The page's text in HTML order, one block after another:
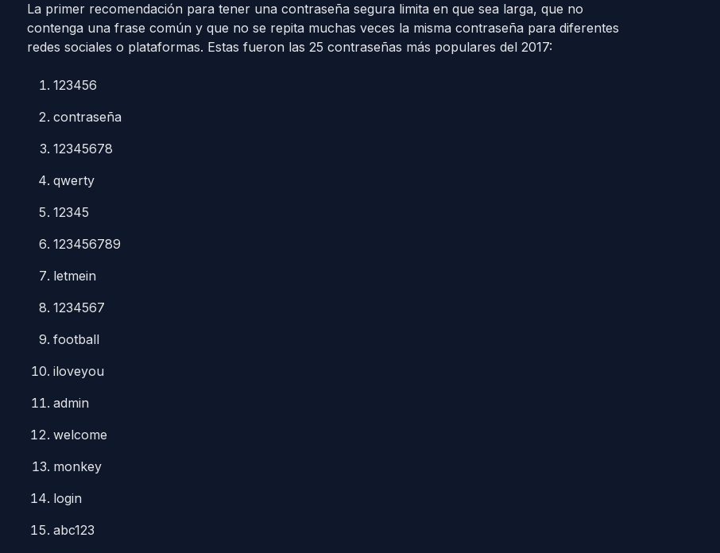
La primer recomendación para tener una contraseña segura limita en que sea larga, que no
contenga una frase común y que no se repita muchas veces la misma contraseña para diferentes
redes sociales o plataformas. Estas fueron las 25 contraseñas más populares del 2017:
123456
contraseña
12345678
qwerty
12345
123456789
letmein
1234567
football
iloveyou
admin
welcome
monkey
login
abc123